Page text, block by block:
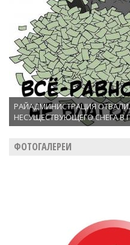
РАЙАДМИНИСТРАЦИЯ
НЕСУЩЕСТВУЮЩЕГО СНЕГА В
ФОТОГАЛЕРЕИ